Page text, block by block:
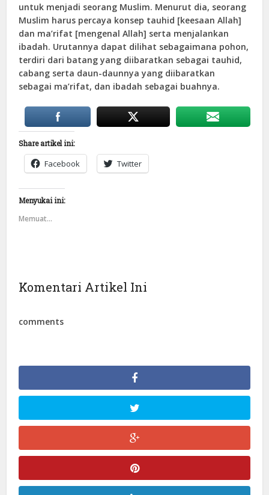
untuk menjadi seorang Muslim. Menurut dia, seorang
Muslim harus percaya konsep tauhid [keesaan Allah]
dan ma’rifat [mengenal Allah] serta menjalankan
ibadah. Urutannya dapat dilihat sebagaimana pohon,
terdiri dari batang yang diibaratkan sebagai tauhid,
cabang serta daun-daunnya yang diibaratkan
sebagai ma’rifat, dan ibadah sebagai buahnya.
Share artikel ini:
Facebook Twitter
Menyukai ini:
Memuat...
Komentari Artikel Ini
comments